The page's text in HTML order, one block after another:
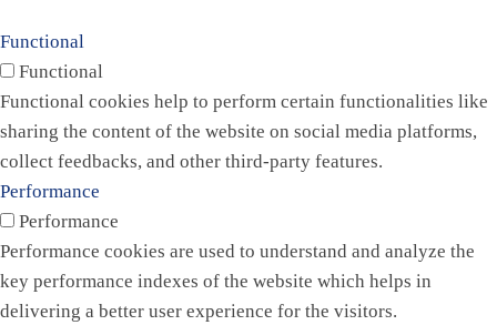
Functional
Functional
Functional cookies help to perform certain functionalities like
sharing the content of the website on social media platforms,
collect feedbacks, and other third-party features.
Performance
Performance
Performance cookies are used to understand and analyze the
key performance indexes of the website which helps in
delivering a better user experience for the visitors.